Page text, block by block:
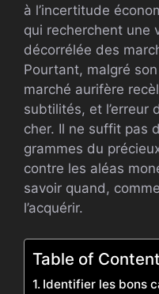
à l’incertitude
qui recherchent une
décorrélée des
Pourtant, malgré
marché aurifère
subtilités, et l’erreur
cher. Il ne suffit pas
grammes du
contre les aléas
savoir quand,
l’acquérir.
Table of
Identifier les bons